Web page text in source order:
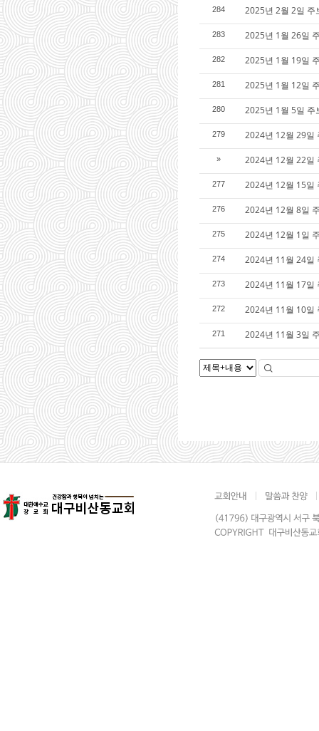
284 2025년 2월 2일 주
283 2025년 1월 26일
282 2025년 1월 19일
281 2025년 1월 12일
280 2025년 1월 5일 주
279 2024년 12월 29일
» 2024년 12월 22일
277 2024년 12월 15일
276 2024년 12월 8일
275 2024년 12월 1일
274 2024년 11월 24일
273 2024년 11월 17일
272 2024년 11월 10일
271 2024년 11월 3일